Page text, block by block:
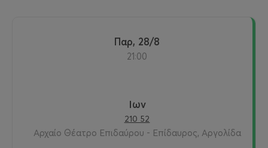
Παρ, 28/8
21:00
Ιων
210 52
Αρχαίο Θέατρο Επιδαύρου - Επίδαυρος, Αργολίδα